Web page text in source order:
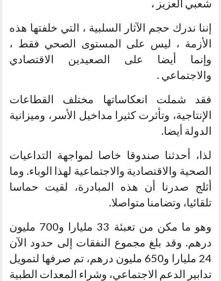
شعبي العزيز ،
إننا ندرك حجم الآثار السلبية ، التي خلفتها هذه
الأزمة ، ليس على المستوى الصحي فقط ،
وإنما أيضا على الصعيدين الاقتصادي
والاجتماعي .
فقد شملت انعكاساتها مختلف القطاعات
الإنتاجية، وتأثرت كثيرا مداخيل الأسر، وميزانية
الدولة أيضا.
لذا، أحدثنا صندوقا خاصا لمواجهة التداعيات
الصحية والاقتصادية والاجتماعية لهذا الوباء. وما
أثلج صدرنا أن هذه المبادرة، لقيت حماسا
تلقائيا، وتضامنا متواصلا.
وهو ما مكن من تعبئة 33 مليارا و700 مليون
درهم. وقد بلغ مجموع النفقات إلى حدود الآن
24 مليارا و650 مليون درهم، تم صرفها لتمويل
تدابير الدعم الاجتماعي، وشراء المعدات الطبية